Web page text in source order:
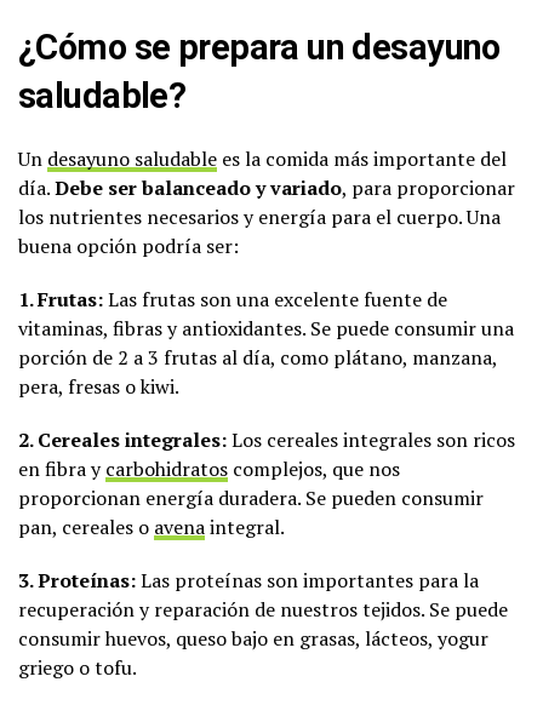
¿Cómo se prepara un desayuno
saludable?
Un desayuno saludable es la comida más importante del
día.Debe ser balanceado y variado, para proporcionar
los nutrientes necesarios y energía para el cuerpo. Una
buena opción podría ser:
1. Frutas:Las frutas son una excelente fuente de
vitaminas, fibras y antioxidantes. Se puede consumir una
porción de 2 a 3 frutas al día, como plátano, manzana,
pera, fresas o kiwi.
2. Cereales integrales:Los cereales integrales son ricos
en fibra ycarbohidratos complejos, que nos
proporcionan energía duradera. Se pueden consumir
pan, cereales o avenaintegral.
3. Proteínas:Las proteínas son importantes para la
recuperación y reparación de nuestros tejidos. Se puede
consumir huevos, queso bajo en grasas, lácteos, yogur
griego o tofu.